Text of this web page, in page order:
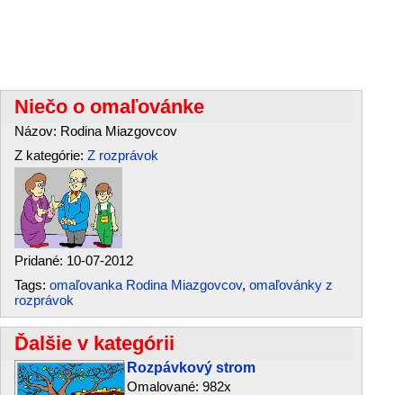
Niečo o omaľovánke
Názov: Rodina Miazgovcov
Z kategórie: Z rozprávok
Pridané: 10-07-2012
Tags: omaľovanka Rodina Miazgovcov, omaľovánky z
rozprávok
Ďalšie v kategórii
Rozpávkový strom
Omalované: 982x